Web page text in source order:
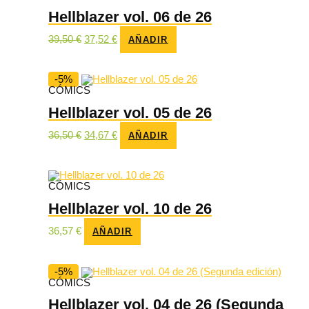
Hellblazer vol. 06 de 26
39,50€ El
39,50 €.
37,52 €El
37,52 €.
AÑADIR
-5%
CÓMICS
Hellblazer vol. 05 de 26
36,50€ El
36,50 €.
34,67 €El
34,67 €.
AÑADIR
CÓMICS
Hellblazer vol. 10 de 26
36,57 € AÑADIR
-5%
CÓMICS
Hellblazer vol. 04 de 26 (Segunda